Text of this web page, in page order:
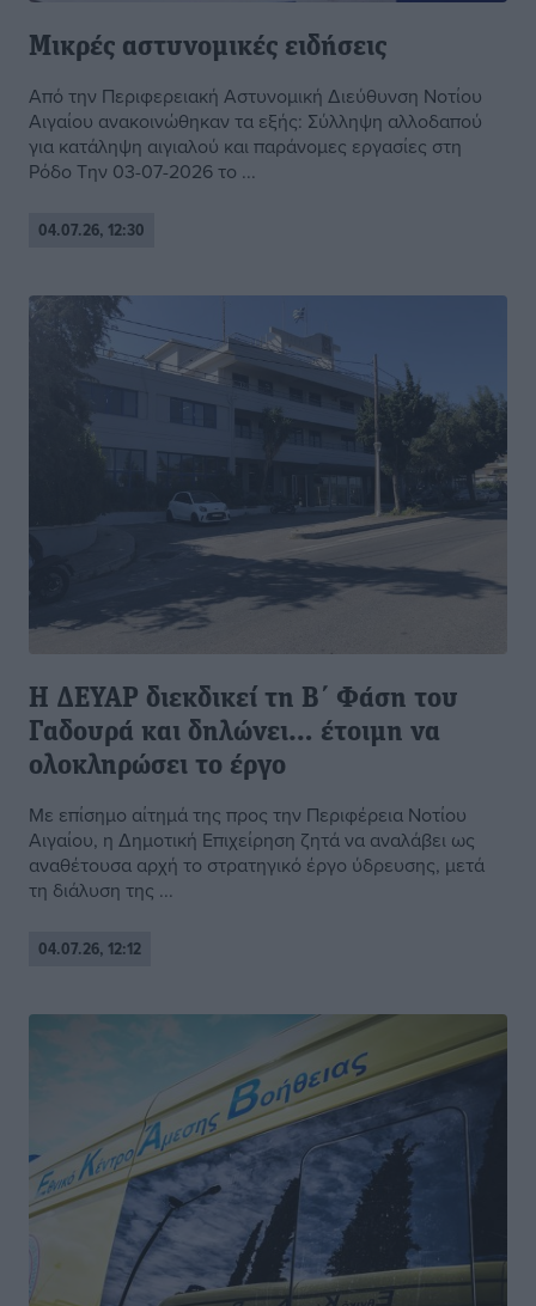
Μικρές αστυνομικές ειδήσεις
Από την Περιφερειακή Αστυνομική Διεύθυνση Νοτίου
Αιγαίου ανακοινώθηκαν τα εξής: Σύλληψη αλλοδαπού
για κατάληψη αιγιαλού και παράνομες εργασίες στη
Ρόδο Την 03-07-2026 το ...
04.07.26, 12:30
Η ΔΕΥΑΡ διεκδικεί τη Β΄ Φάση του
Γαδουρά και δηλώνει… έτοιμη να
ολοκληρώσει το έργο
Με επίσημο αίτημά της προς την Περιφέρεια Νοτίου
Αιγαίου, η Δημοτική Επιχείρηση ζητά να αναλάβει ως
αναθέτουσα αρχή το στρατηγικό έργο ύδρευσης, μετά
τη διάλυση της ...
04.07.26, 12:12